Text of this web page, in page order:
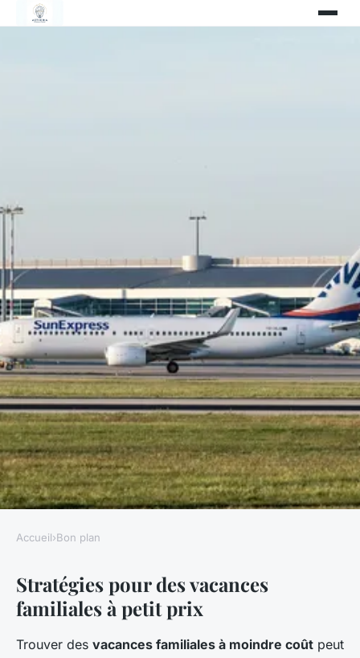
BON PLAN
Des vacances familiales à
moindre coût : comment faire
?
Accueil›Bon plan
Stratégies pour des vacances
familiales à petit prix
Trouver des vacances familiales à moindre coût peut